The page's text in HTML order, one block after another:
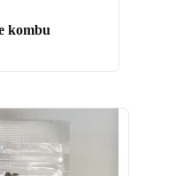
kombu